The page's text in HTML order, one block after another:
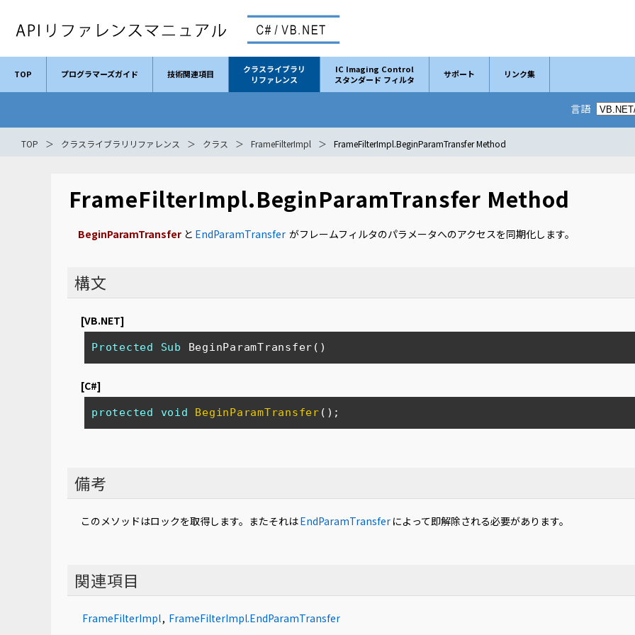
TOP プログラマーズガイド 技術関連項目
クラスライブラリ
リファレンス
IC Imaging Control
スタンダード フィルタ
サポート リンク集
言語
TOP クラスライブラリリファレンス クラス FrameFilterImpl FrameFilterImpl.BeginParamTransfer Method
FrameFilterImpl.BeginParamTransfer Method
BeginParamTransfer と EndParamTransfer がフレームフィルタのパラメータへのアクセスを同期化します。
構文
[VB.NET]
Protected Sub BeginParamTransfer()
[C#]
protected void BeginParamTransfer ( ) ;
備考
このメソッドはロックを取得します。またそれはEndParamTransfer によって即解除される必要があります。
関連項目
FrameFilterImpl, FrameFilterImpl.EndParamTransfer